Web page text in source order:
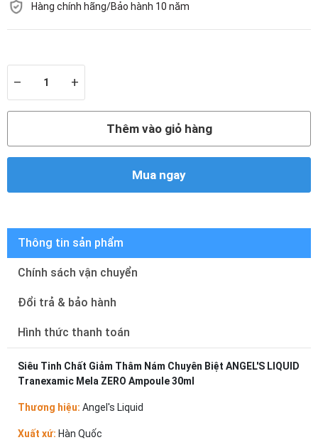
Hàng chính hãng/Bảo hành 10 năm
– +
Thêm vào giỏ hàng
Mua ngay
Thông tin sản phẩm
Chính sách vận chuyển
Đổi trả & bảo hành
Hình thức thanh toán
Siêu Tinh Chất Giảm Thâm Nám Chuyên Biệt ANGEL'S LIQUID
Tranexamic Mela ZERO Ampoule 30ml
Thương hiệu: Angel's Liquid
Xuất xứ: Hàn Quốc